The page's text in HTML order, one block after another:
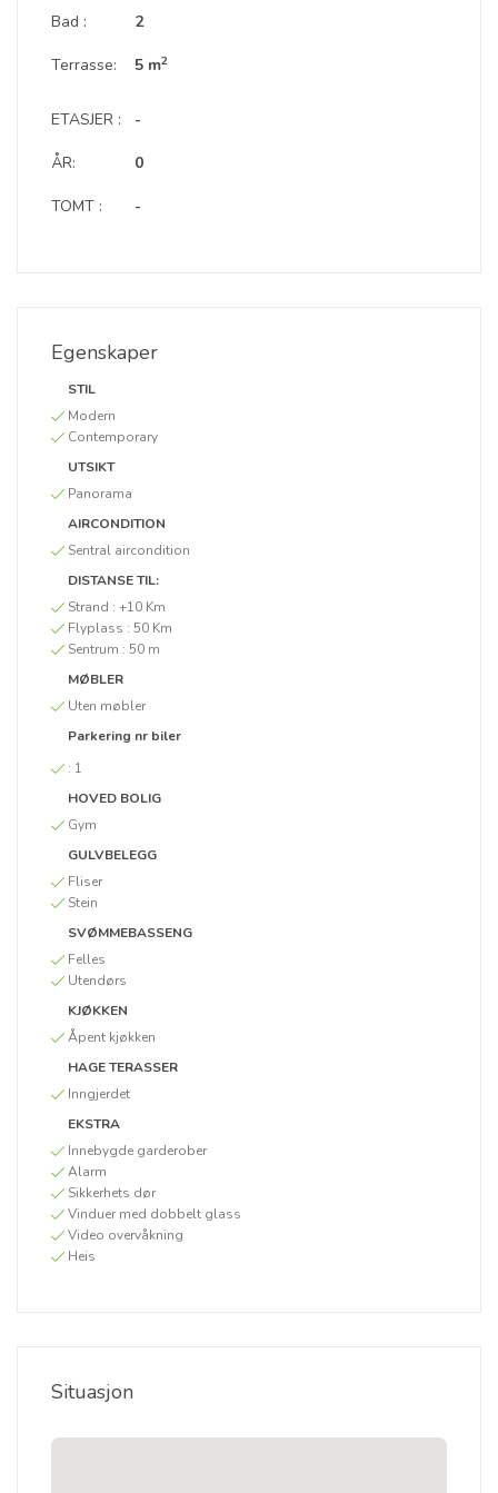
Bad :
Terrasse:
2
5 m2
ETASJER :
ÅR:
TOMT :
-
0
-
Egenskaper
STIL
Modern
Contemporary
UTSIKT
Panorama
AIRCONDITION
Sentral aircondition
DISTANSE TIL:
Strand : +10 Km
Flyplass : 50 Km
Sentrum : 50 m
MØBLER
Uten møbler
Parkering nr biler
: 1
HOVED BOLIG
Gym
GULVBELEGG
Fliser
Stein
SVØMMEBASSENG
Felles
Utendørs
KJØKKEN
Åpent kjøkken
HAGE TERASSER
Inngjerdet
EKSTRA
Innebygde garderober
Alarm
Sikkerhets dør
Vinduer med dobbelt glass
Video overvåkning
Heis
Situasjon